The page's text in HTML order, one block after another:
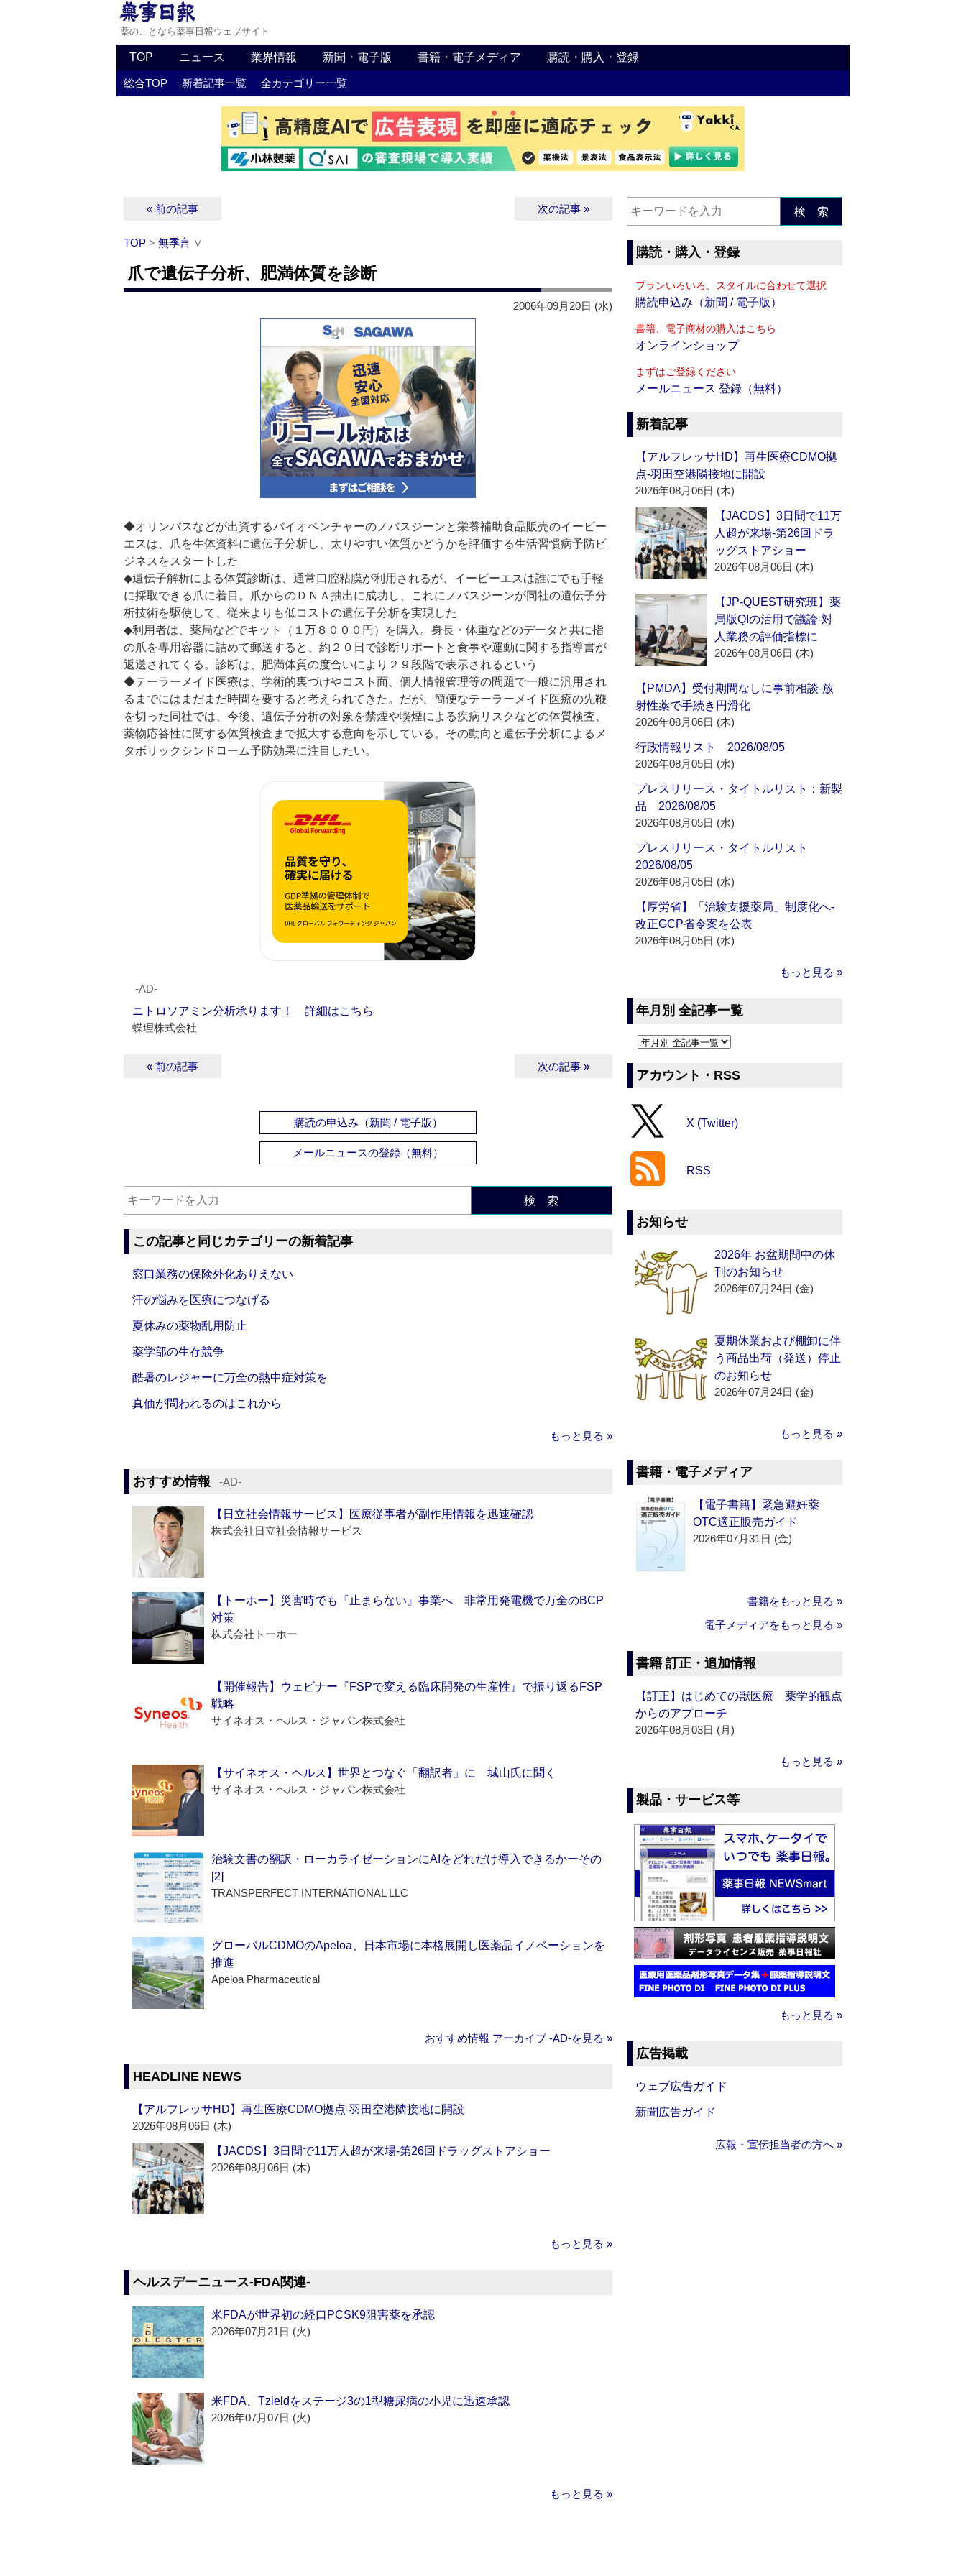
薬のことなら薬事日報ウェブサイト
TOP ニュース 業界情報 新聞・電子版 書籍・電子メディア 購読・購入・登録
総合TOP 新着記事一覧 全カテゴリー一覧
« 前の記事 次の記事 »
TOP > 無季言 ∨
爪で遺伝子分析、肥満体質を診断
2006年09月20日 (水)
◆オリンパスなどが出資するバイオベンチャーのノバスジーンと栄養補助食品販売のイービー
エスは、爪を生体資料に遺伝子分析し、太りやすい体質かどうかを評価する生活習慣病予防ビ
ジネスをスタートした
◆遺伝子解析による体質診断は、通常口腔粘膜が利用されるが、イービーエスは誰にでも手軽
に採取できる爪に着目。爪からのＤＮＡ抽出に成功し、これにノバスジーンが同社の遺伝子分
析技術を駆使して、従来よりも低コストの遺伝子分析を実現した
◆利用者は、薬局などでキット（１万８０００円）を購入。身長・体重などのデータと共に指
の爪を専用容器に詰めて郵送すると、約２０日で診断リポートと食事や運動に関する指導書が
返送されてくる。診断は、肥満体質の度合いにより２９段階で表示されるという
◆テーラーメイド医療は、学術的裏づけやコスト面、個人情報管理等の問題で一般に汎用され
るまでにはまだまだ時間を要すると考えられてきた。だが、簡便なテーラーメイド医療の先鞭
を切った同社では、今後、遺伝子分析の対象を禁煙や喫煙による疾病リスクなどの体質検査、
薬物応答性に関する体質検査まで拡大する意向を示している。その動向と遺伝子分析によるメ
タボリックシンドローム予防効果に注目したい。
‐AD‐
ニトロソアミン分析承ります！ 詳細はこちら
蝶理株式会社
« 前の記事 次の記事 »
購読の申込み（新聞 / 電子版）
メールニュースの登録（無料）
検 索
この記事と同じカテゴリーの新着記事
窓口業務の保険外化ありえない
汗の悩みを医療につなげる
夏休みの薬物乱用防止
薬学部の生存競争
酷暑のレジャーに万全の熱中症対策を
真価が問われるのはこれから
もっと見る »
おすすめ情報 ‐AD‐
【日立社会情報サービス】医療従事者が副作用情報を迅速確認
株式会社日立社会情報サービス
【トーホー】災害時でも『止まらない』事業へ 非常用発電機で万全のBCP
対策
株式会社トーホー
【開催報告】ウェビナー『FSPで変える臨床開発の生産性』で振り返るFSP
戦略
サイネオス・ヘルス・ジャパン株式会社
【サイネオス・ヘルス】世界とつなぐ「翻訳者」に 城山氏に聞く
サイネオス・ヘルス・ジャパン株式会社
治験文書の翻訳・ローカライゼーションにAIをどれだけ導入できるかーその
[2]
TRANSPERFECT INTERNATIONAL LLC
グローバルCDMOのApeloa、日本市場に本格展開し医薬品イノベーションを
推進
Apeloa Pharmaceutical
おすすめ情報 アーカイブ ‐AD‐を見る »
HEADLINE NEWS
【アルフレッサHD】再生医療CDMO拠点‐羽田空港隣接地に開設
2026年08月06日 (木)
【JACDS】3日間で11万人超が来場‐第26回ドラッグストアショー
2026年08月06日 (木)
もっと見る »
ヘルスデーニュース‐FDA関連‐
米FDAが世界初の経口PCSK9阻害薬を承認
2026年07月21日 (火)
米FDA、Tzieldをステージ3の1型糖尿病の小児に迅速承認
2026年07月07日 (火)
もっと見る »
検 索
購読・購入・登録
プランいろいろ、スタイルに合わせて選択
購読申込み（新聞 / 電子版）
書籍、電子商材の購入はこちら
オンラインショップ
まずはご登録ください
メールニュース 登録（無料）
新着記事
【アルフレッサHD】再生医療CDMO拠
点‐羽田空港隣接地に開設
2026年08月06日 (木)
【JACDS】3日間で11万
人超が来場‐第26回ドラ
ッグストアショー
2026年08月06日 (木)
【JP-QUEST研究班】薬
局版QIの活用で議論‐対
人業務の評価指標に
2026年08月06日 (木)
【PMDA】受付期間なしに事前相談‐放
射性薬で手続き円滑化
2026年08月06日 (木)
行政情報リスト 2026/08/05
2026年08月05日 (水)
プレスリリース・タイトルリスト：新製
品 2026/08/05
2026年08月05日 (水)
プレスリリース・タイトルリスト
2026/08/05
2026年08月05日 (水)
【厚労省】「治験支援薬局」制度化へ‐
改正GCP省令案を公表
2026年08月05日 (水)
もっと見る »
年月別 全記事一覧
アカウント・RSS
X (Twitter)
RSS
お知らせ
2026年 お盆期間中の休
刊のお知らせ
2026年07月24日 (金)
夏期休業および棚卸に伴
う商品出荷（発送）停止
のお知らせ
2026年07月24日 (金)
もっと見る »
書籍・電子メディア
【電子書籍】緊急避妊薬
OTC適正販売ガイド
2026年07月31日 (金)
書籍をもっと見る »
電子メディアをもっと見る »
書籍 訂正・追加情報
【訂正】はじめての獣医療 薬学的観点
からのアプローチ
2026年08月03日 (月)
もっと見る »
製品・サービス等
もっと見る »
広告掲載
ウェブ広告ガイド
新聞広告ガイド
広報・宣伝担当者の方へ »